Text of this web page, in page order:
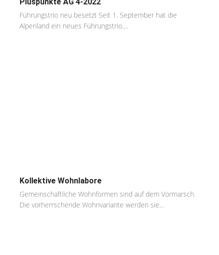
Führungstrio neu besetzt Seit 1. September hat die
Alpenland ein neues Führungstrio....
Kollektive Wohnlabore
Gemeinschaftliche Wohnformen sind auf dem Vormarsch.
Die vorherrschende Wohnvariante werden sie...